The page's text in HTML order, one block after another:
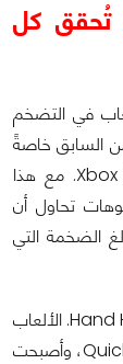
ما الذي جعل Demon's Souls تُحقق كل
في التضخم
السابق خاصةً
مع المنافسة القوية بين PlayStation 3 و Xbox 360. مع هذا
تحاول أن
الضخمة التي
هذا الفكر أدى إلى خلق فكر جديد كليًا وهو الـ Hand Holding. الألعاب
أصبحت سهلة أكثر من اللازم بتقديم Quick Time Events، وأصبحت